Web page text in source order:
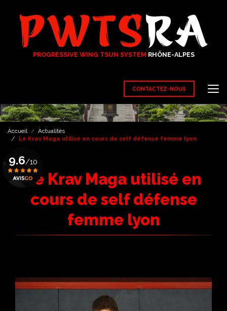
contenu
principal
PROGRESSIVE WING TSUN SYSTEM RHÔNE-ALPES
CONTACTEZ-NOUS
9.6/10
Accueil
Actualités
Le Krav Maga utilisé en cours de self défense femme lyon
Le Krav Maga utilisé en
cours de self défense
femme lyon